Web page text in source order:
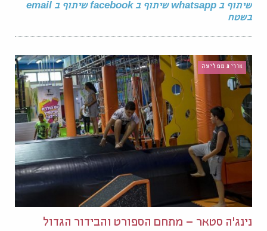
שיתוף ב whatsapp שיתוף ב facebook שיתוף ב email
בשטח
אורית ממליצה
נינג'ה סטאר – מתחם הספורט והבידור הגדול